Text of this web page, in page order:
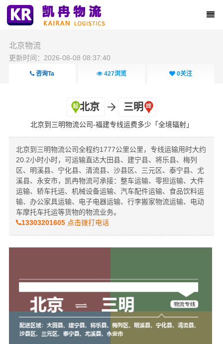
北京物流
更新时间：2026-08-08 08:37:40
咨询Ta 427浏览 0关注
北京 三明
北京到三明物流公司-福建专线运费多少「全境辐射」
北京到三明物流公司全程约1777公里公里，专线运输用时大约
20.2小时小时，可运输直达大田县、建宁县、将乐县、梅列
区、明溪县、宁化县、清流县、沙县区、三元区、泰宁县、尤
溪县、永安市，凯冉物流可承接：整车运输、零担运输、大件
运输、轿车托运、机械设备运输、汽车配件运输、食品饮料运
输、办公家具运输、电子电器运输、行李搬家物流运输、电动
车摩托车托运等货物的物流业务。
13303201605点击拨打电话